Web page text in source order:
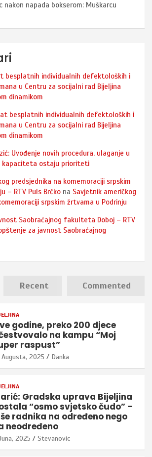
nakon napada bokserom: Muškarcu
besplatnih individualnih defektoloških i
u Centru za socijalni rad Bijeljina
dinamikom
besplatnih individualnih defektoloških i
u Centru za socijalni rad Bijeljina
dinamikom
Uvođenje novih procedura, ulaganje u
kapaciteta ostaju prioriteti
predsjednika na komemoraciji srpskim
– RTV Puls Brčko na Savjetnik američkog
srpskim žrtvama u Podrinju
Saobraćajnog fakulteta Doboj – RTV
za javnost Saobraćajnog
Recent Commented
godine, preko 200 djece
na kampu “Moj
raspust”
Augusta, 2025 Danka
Gradska uprava Bijeljina
“osmo svjetsko čudo” –
radnika na određeno nego
neodređeno
2025 Stevanovic